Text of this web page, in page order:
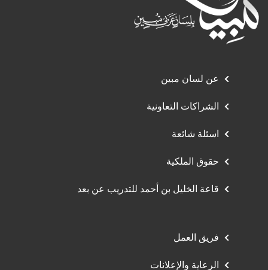
عن لسان مبين
الشراكات التعاونية
اسئلة شائعة
حقوق الملكية
قاعة الخليل بن أحمد للتدريب عن بعد
فريق العمل
الرعاية والإعلانات